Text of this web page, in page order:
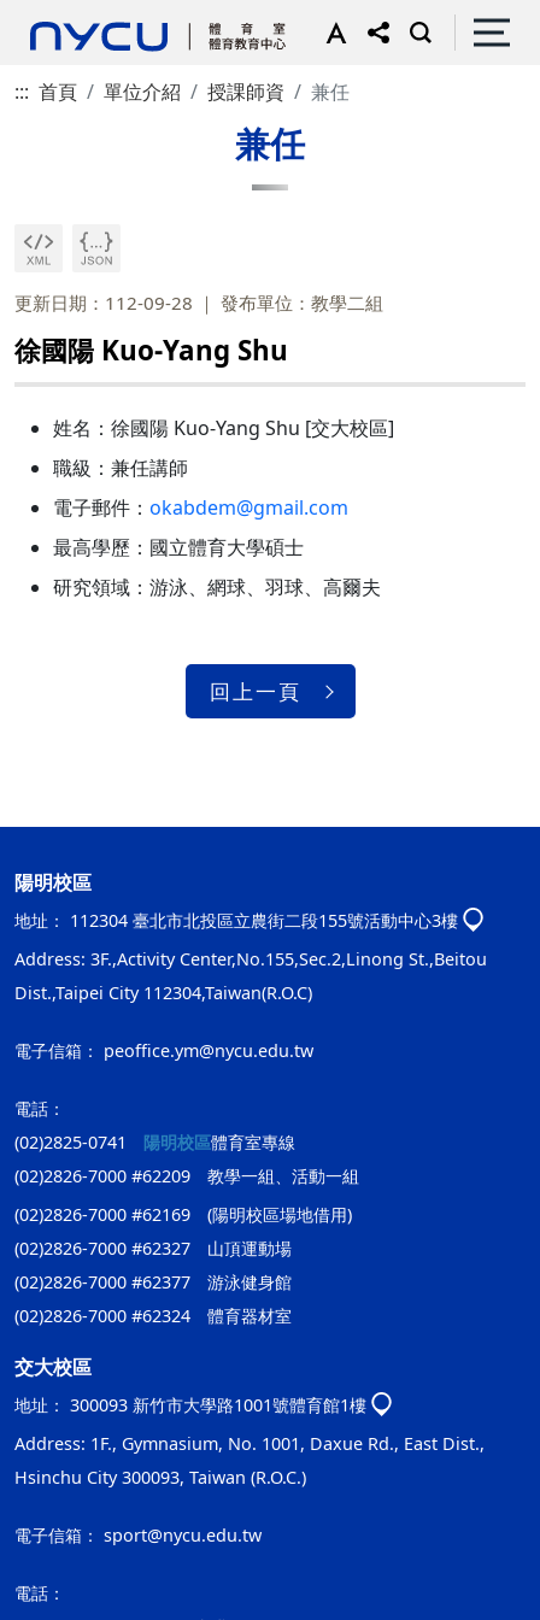
::: 首頁 單位介紹 授課師資 兼任
兼任
更新日期：112-09-28 發布單位：教學二組
徐國陽 Kuo-Yang Shu
姓名：徐國陽 Kuo-Yang Shu [交大校區]
職級：兼任講師
電子郵件： okabdem@gmail.com
最高學歷：國立體育大學碩士
研究領域：游泳、網球、羽球、高爾夫
回上一頁
陽明校區
地址： 112304 臺北市北投區立農街二段155號活動中心3樓
Address: 3F.,Activity Center,No.155,Sec.2,Linong St.,Beitou
Dist.,Taipei City 112304,Taiwan(R.O.C)
電子信箱： peoffice.ym@nycu.edu.tw
電話：
(02)2825-0741 陽明校區體育室專線
(02)2826-7000 #62209 教學一組、活動一組
(02)2826-7000 #62169 (陽明校區場地借用)
(02)2826-7000 #62327 山頂運動場
(02)2826-7000 #62377 游泳健身館
(02)2826-7000 #62324 體育器材室
交大校區
地址： 300093 新竹市大學路1001號體育館1樓
Address: 1F., Gymnasium, No. 1001, Daxue Rd., East Dist.,
Hsinchu City 300093, Taiwan (R.O.C.)
電子信箱： sport@nycu.edu.tw
電話：